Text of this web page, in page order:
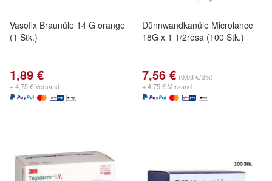
Vasofix Braunüle 14 G orange
(1 Stk.)
1,89 €
+ 4,75 € Versand
Dünnwandkanüle Microlance
18G x 1 1/2rosa (100 Stk.)
7,56 € (0,08 €/Stk)
+ 4,75 € Versand